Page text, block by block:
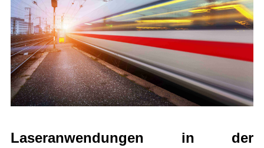
Laseranwendungen in der